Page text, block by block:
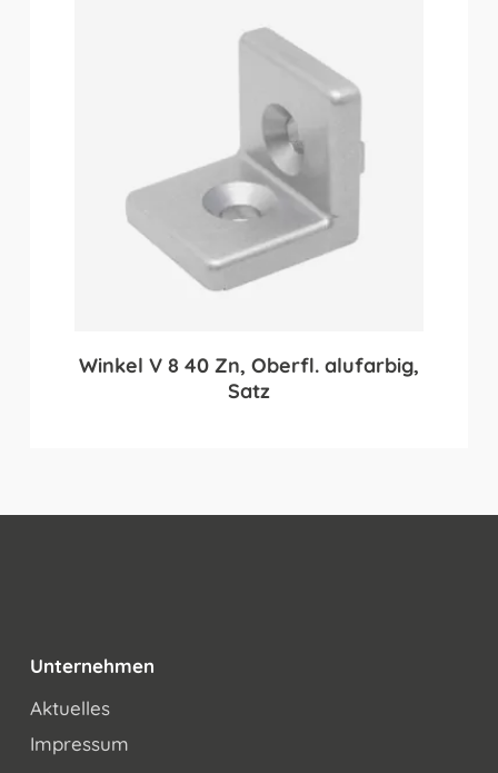
Winkel V 8 40 Zn, Oberfl. alufarbig,
Satz
Unternehmen
Aktuelles
Impressum